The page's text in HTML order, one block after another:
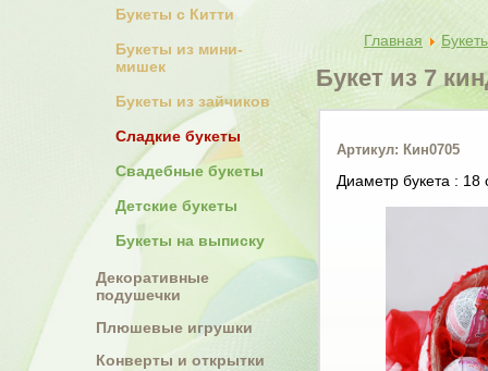
Букеты с Китти
Букеты из мини-
мишек
Букеты из зайчиков
Сладкие букеты
Свадебные букеты
Детские букеты
Букеты на выписку
Декоративные
подушечки
Плюшевые игрушки
Конверты и открытки
Главная
Букет из 7
Артикул: Кин0705
Диаметр букета :